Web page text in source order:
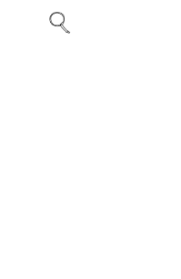
DE VIVRE